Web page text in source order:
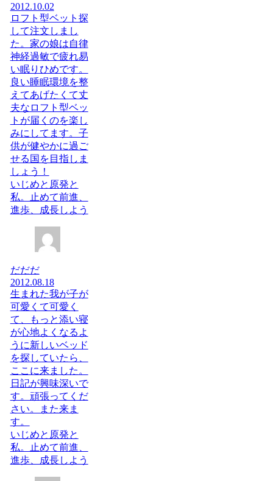
2012.10.02
ロフト型ベット探
して注文しまし
た。家の娘は自律
神経過敏で疲れ易
い眠りひめです。
良い睡眠環境を整
えてあげたくて丈
夫なロフト型ベッ
トが届くのを楽し
みにしてます。子
供が健やかに過ご
せる国を目指しま
しょう！
いじめと原発と
私。止めて前進、
進歩、成長しよう
だだだ
2012.08.18
生まれた我が子が
可愛くて可愛く
て、もっと添い寝
が心地よくなるよ
うに新しいベッド
を探していたら、
ここに来ました。
日記が興味深いで
す。頑張ってくだ
さい。また来ま
す。
いじめと原発と
私。止めて前進、
進歩、成長しよう